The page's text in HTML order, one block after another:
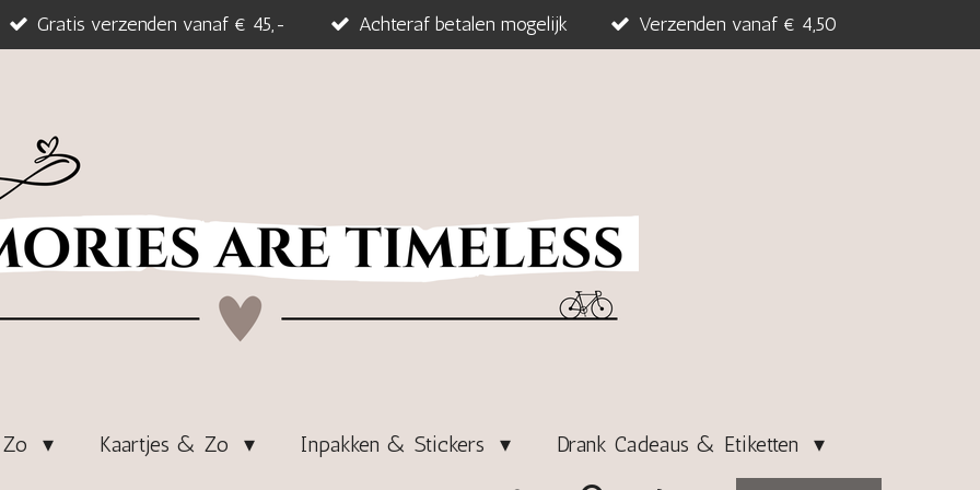
Gratis verzenden vanaf € 45,- Achteraf betalen mogelijk Verzenden vanaf € 4,50
Kaartjes & Zo Inpakken & Stickers Drank Cadeaus & Etiketten